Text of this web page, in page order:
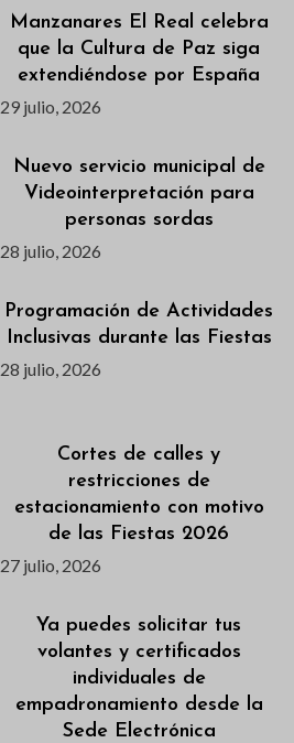
Manzanares El Real celebra
que la Cultura de Paz siga
extendiéndose por España
29 julio, 2026
Nuevo servicio municipal de
Videointerpretación para
personas sordas
28 julio, 2026
Programación de Actividades
Inclusivas durante las Fiestas
28 julio, 2026
Cortes de calles y
restricciones de
estacionamiento con motivo
de las Fiestas 2026
27 julio, 2026
Ya puedes solicitar tus
volantes y certificados
individuales de
empadronamiento desde la
Sede Electrónica